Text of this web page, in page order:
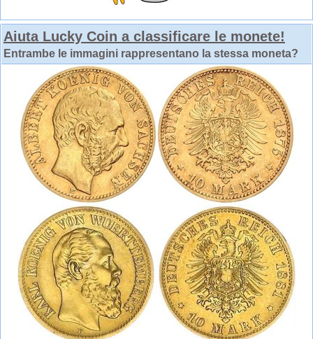
Aiuta Lucky Coin a classificare le monete!
Entrambe le immagini rappresentano la stessa moneta?